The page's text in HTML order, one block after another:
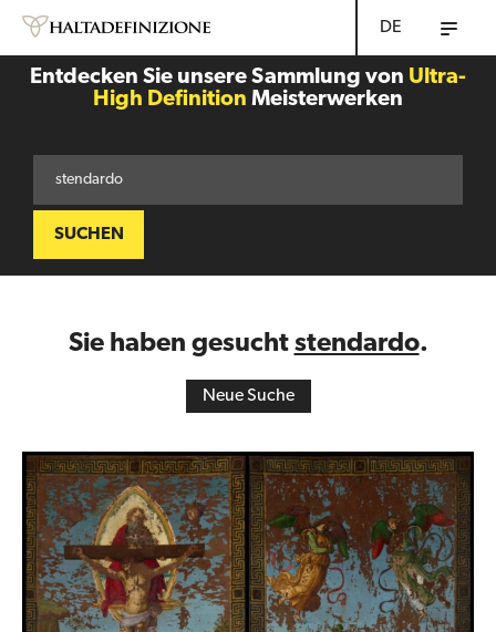
DE
Entdecken Sie unsere Sammlung von Ultra-
High Definition Meisterwerken
SUCHEN
Sie haben gesucht stendardo.
Neue Suche